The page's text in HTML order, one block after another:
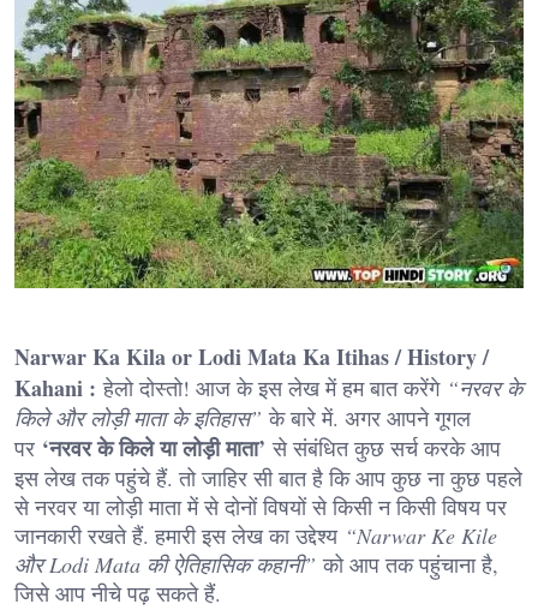
Narwar Ka Kila or Lodi Mata Ka Itihas / History /
Kahani : हेलो दोस्तो! आज के इस लेख में हम बात करेंगे “नरवर के
किले और लोड़ी माता के इतिहास” के बारे में. अगर आपने गूगल
पर ‘नरवर के किले या लोड़ी माता’ से संबंधित कुछ सर्च करके आप
इस लेख तक पहुंचे हैं. तो जाहिर सी बात है कि आप कुछ ना कुछ पहले
से नरवर या लोड़ी माता में से दोनों विषयों से किसी न किसी विषय पर
जानकारी रखते हैं. हमारी इस लेख का उद्देश्य “Narwar Ke Kile
और Lodi Mata की ऐतिहासिक कहानी” को आप तक पहुंचाना है,
जिसे आप नीचे पढ़ सकते हैं.